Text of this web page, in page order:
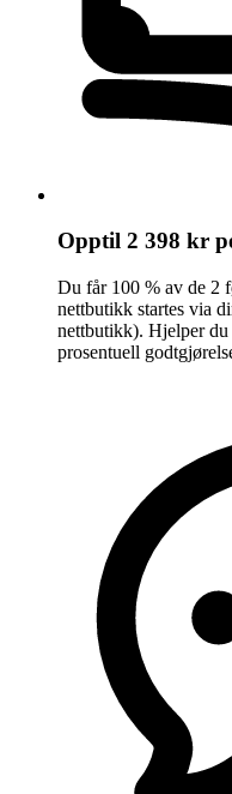
Opptil 2 398 kr
Du får 100 % av de 2
nettbutikk startes via
nettbutikk). Hjelper
prosentuell